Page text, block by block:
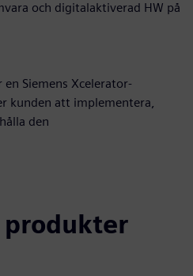
och digitalaktiverad HW på
Siemens Xcelerator-
kunden att implementera,
den